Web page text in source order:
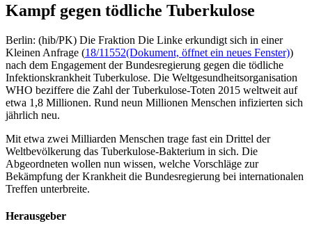
Kampf gegen tödliche Tuberkulose
Berlin: (hib/PK) Die Fraktion Die Linke erkundigt sich in einer
Kleinen Anfrage (18/11552(Dokument, öffnet ein neues Fenster))
nach dem Engagement der Bundesregierung gegen die tödliche
Infektionskrankheit Tuberkulose. Die Weltgesundheitsorganisation
WHO beziffere die Zahl der Tuberkulose-Toten 2015 weltweit auf
etwa 1,8 Millionen. Rund neun Millionen Menschen infizierten sich
jährlich neu.
Mit etwa zwei Milliarden Menschen trage fast ein Drittel der
Weltbevölkerung das Tuberkulose-Bakterium in sich. Die
Abgeordneten wollen nun wissen, welche Vorschläge zur
Bekämpfung der Krankheit die Bundesregierung bei internationalen
Treffen unterbreite.
Herausgeber